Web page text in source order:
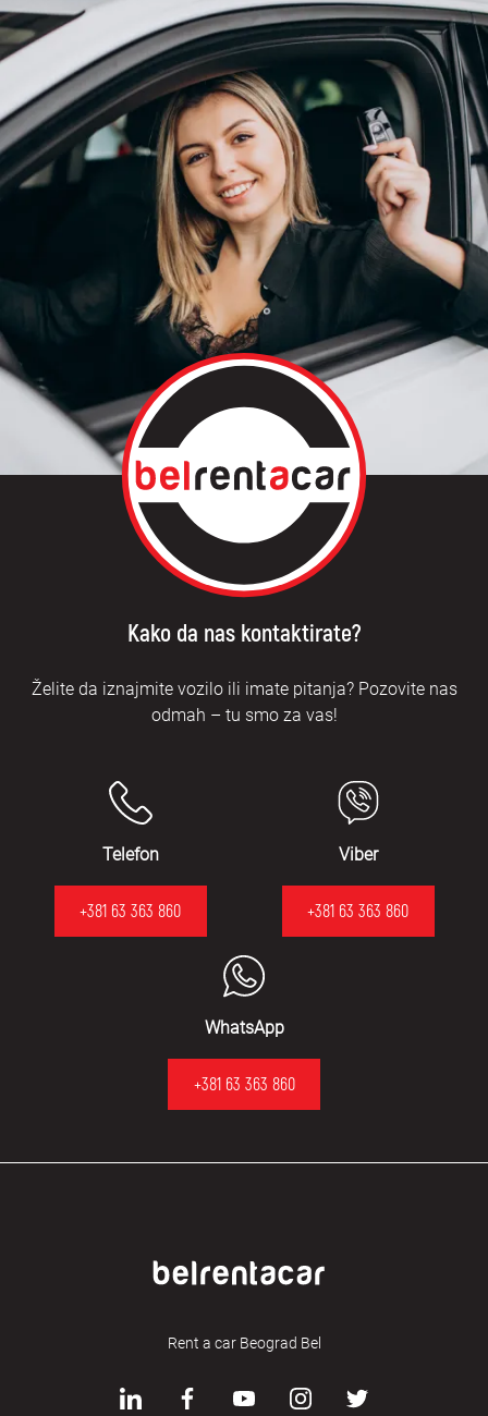
Kako da nas kontaktirate?
Želite da iznajmite vozilo ili imate pitanja? Pozovite nas
odmah – tu smo za vas!
Telefon
+381 63 363 860
Viber
+381 63 363 860
WhatsApp
+381 63 363 860
Rent a car Beograd Bel